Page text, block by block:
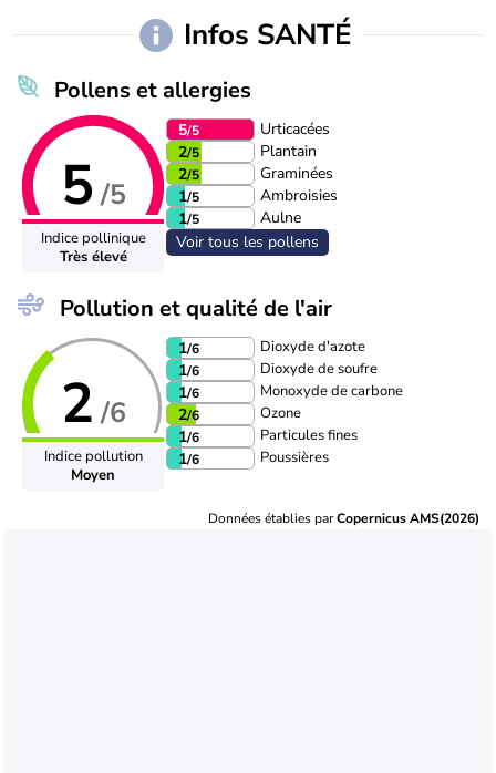
Infos SANTÉ
Pollens et allergies
5 /5
Indice pollinique
Très élevé
5/5
Urticacées
2/5
Plantain
2/5
Graminées
1/5
Ambroisies
1/5
Aulne
Voir tous les pollens
Pollution et qualité de l'air
2 /6
Indice pollution
Moyen
1/6 Dioxyde d'azote
1/6 Dioxyde de soufre
1/6 Monoxyde de carbone
2/6 Ozone
1/6 Particules fines
1/6 Poussières
Données établies parCopernicus AMS(2026)